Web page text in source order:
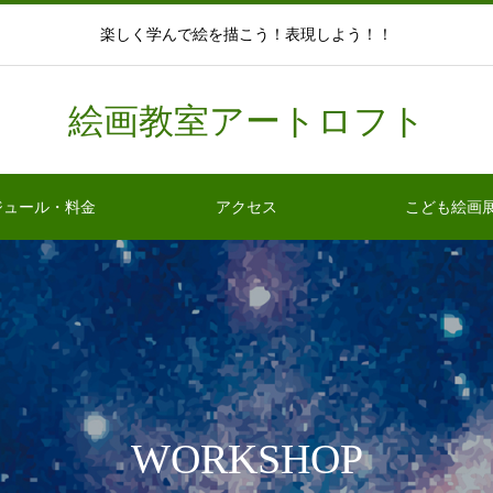
楽しく学んで絵を描こう！表現しよう！！
絵画教室アートロフト
ール・料金 アクセス こども絵画
WORKSHOP